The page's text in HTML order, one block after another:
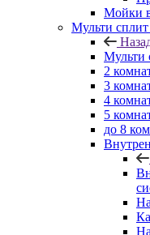
Мойки
Мульти
Мульти
2
3
4
5
до 8